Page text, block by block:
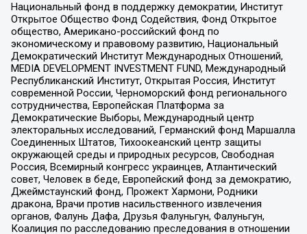
Национальный фонд в поддержку демократии, Институт
Открытое Общество Фонд Содействия, Фонд Открытое
общество, Американо-российский фонд по
экономическому и правовому развитию, Национальный
Демократический Институт Международных Отношений,
MEDIA DEVELOPMENT INVESTMENT FUND, Международный
Республиканский Институт, Открытая Россия, Институт
современной России, Черноморский фонд регионального
сотрудничества, Европейская Платформа за
Демократические Выборы, Международный центр
электоральных исследований, Германский фонд Маршалла
Соединенных Штатов, Тихоокеанский центр защиты
окружающей среды и природных ресурсов, Свободная
Россия, Всемирный конгресс украинцев, Атлантический
совет, Человек в беде, Европейский фонд за демократию,
Джеймстаунский фонд, Прожект Хармони, Родники
дракона, Врачи против насильственного извлечения
органов, Фалунь Дафа, Друзья Фалуньгун, Фалуньгун,
Коалиция по расследованию преследования в отношении